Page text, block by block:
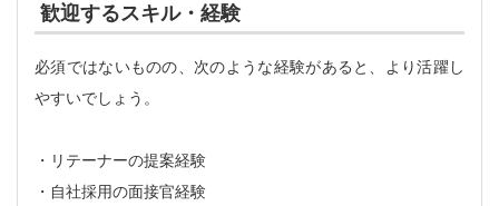
歓迎するスキル・経験
必須ではないものの、次のような経験があると、より活躍し
やすいでしょう。
・リテーナーの提案経験
・自社採用の面接官経験